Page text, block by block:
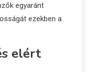
egyaránt
ezekben a
elért